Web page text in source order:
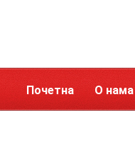
Почетна О нама